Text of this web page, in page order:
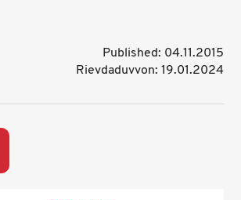
Published: 04.11.2015
Rievdaduvvon: 19.01.2024